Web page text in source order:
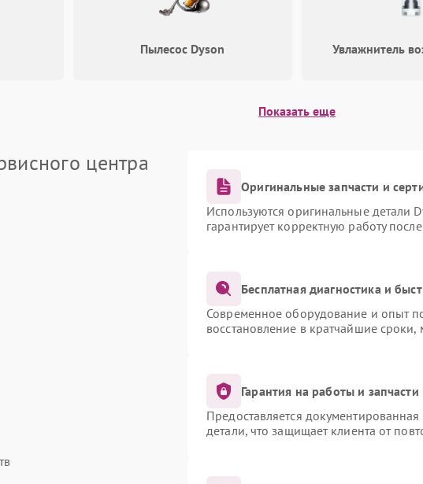
перенапряжения
Поломка системы защиты от
60 мин 1
Не работает авто-режим 60 мин
Пылесос Dyson Увлажнитель
Показать еще
центра
Оригинальные запчасти и
Используются оригинальные детали
гарантирует корректную работу
Бесплатная диагностика и
Современное оборудование и опыт
восстановление в кратчайшие
Гарантия на работы и запчасти
Предоставляется
детали, что защищает клиента от